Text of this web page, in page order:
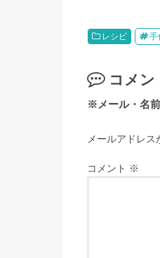
レシピ 手
コメン
メールアドレス
コメント ※